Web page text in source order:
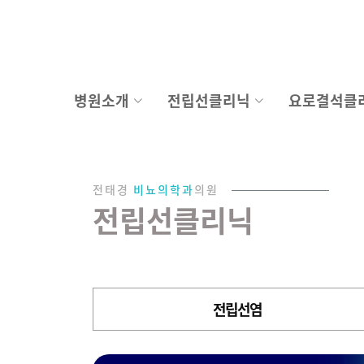
병원소개 전립선클리닉 요로결석클
전태경 비뇨의학과의원
전립선클리닉
전립선염